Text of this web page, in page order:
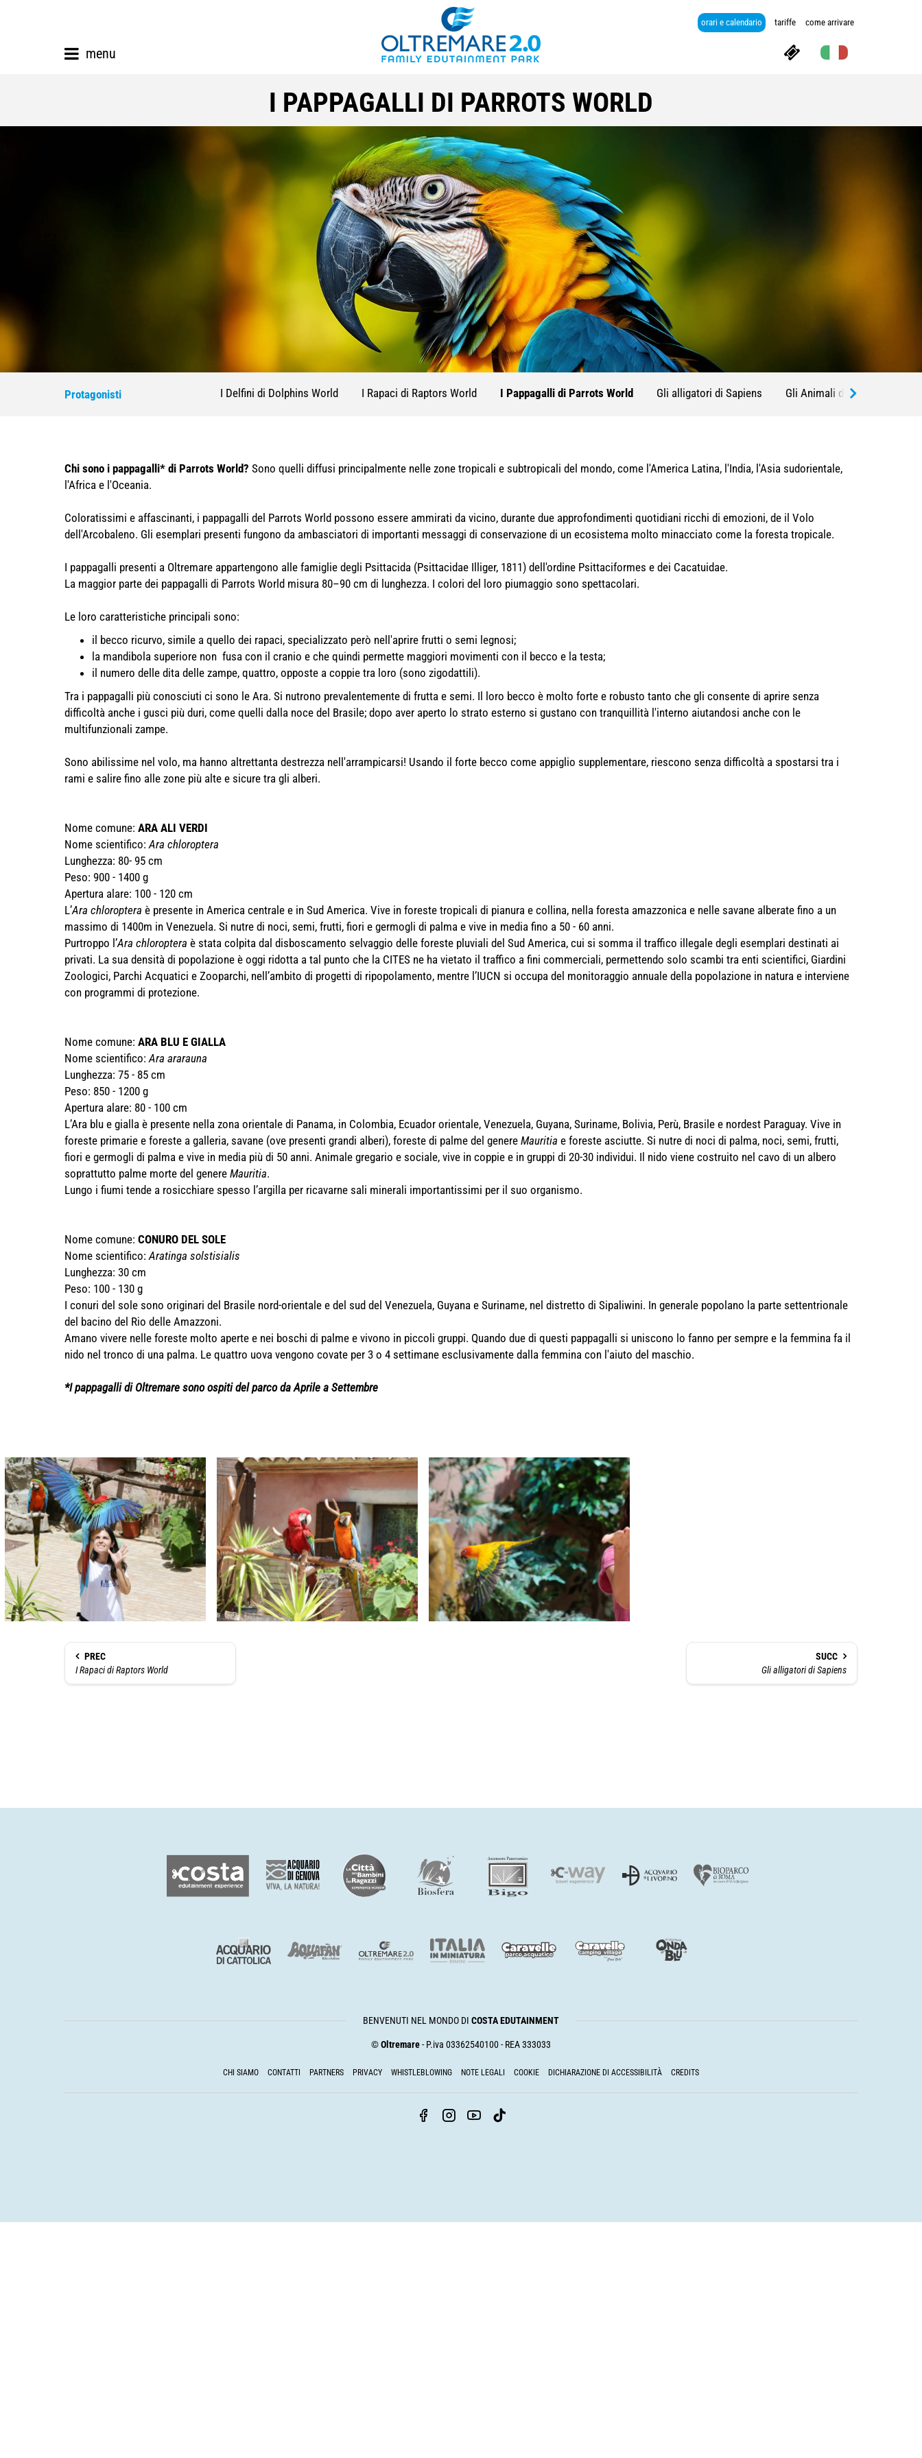
menu
orari e calendario tariffe come arrivare
I PAPPAGALLI DI PARROTS WORLD
Protagonisti I Delfini di Dolphins World I Rapaci di Raptors World I Pappagalli di Parrots World Gli alligatori di Sapiens Gli Animali di Farm
Chi sono i pappagalli* di Parrots World? Sono quelli diffusi principalmente nelle zone tropicali e subtropicali del mondo, come l'America Latina, l'India, l'Asia sudorientale,
l'Africa e l'Oceania.
Coloratissimi e affascinanti, i pappagalli del Parrots World possono essere ammirati da vicino, durante due approfondimenti quotidiani ricchi di emozioni, de il Volo
dell'Arcobaleno. Gli esemplari presenti fungono da ambasciatori di importanti messaggi di conservazione di un ecosistema molto minacciato come la foresta tropicale.
I pappagalli presenti a Oltremare appartengono alle famiglie degli Psittacida (Psittacidae Illiger, 1811) dell'ordine Psittaciformes e dei Cacatuidae.
La maggior parte dei pappagalli di Parrots World misura 80–90 cm di lunghezza. I colori del loro piumaggio sono spettacolari.
Le loro caratteristiche principali sono:
il becco ricurvo, simile a quello dei rapaci, specializzato però nell'aprire frutti o semi legnosi;
la mandibola superiore non fusa con il cranio e che quindi permette maggiori movimenti con il becco e la testa;
il numero delle dita delle zampe, quattro, opposte a coppie tra loro (sono zigodattili).
Tra i pappagalli più conosciuti ci sono le Ara. Si nutrono prevalentemente di frutta e semi. Il loro becco è molto forte e robusto tanto che gli consente di aprire senza
difficoltà anche i gusci più duri, come quelli dalla noce del Brasile; dopo aver aperto lo strato esterno si gustano con tranquillità l'interno aiutandosi anche con le
multifunzionali zampe.
Sono abilissime nel volo, ma hanno altrettanta destrezza nell'arrampicarsi! Usando il forte becco come appiglio supplementare, riescono senza difficoltà a spostarsi tra i
rami e salire fino alle zone più alte e sicure tra gli alberi.
Nome comune: ARA ALI VERDI
Nome scientifico:Ara chloroptera
Lunghezza: 80- 95 cm
Peso: 900 - 1400 g
Apertura alare: 100 - 120 cm
L’Ara chloroptera è presente in America centrale e in Sud America. Vive in foreste tropicali di pianura e collina, nella foresta amazzonica e nelle savane alberate fino a un
massimo di 1400m in Venezuela. Si nutre di noci, semi, frutti, fiori e germogli di palma e vive in media fino a 50 - 60 anni.
Purtroppo l’Ara chloroptera è stata colpita dal disboscamento selvaggio delle foreste pluviali del Sud America, cui si somma il traffico illegale degli esemplari destinati ai
privati. La sua densità di popolazione è oggi ridotta a tal punto che la CITES ne ha vietato il traffico a fini commerciali, permettendo solo scambi tra enti scientifici, Giardini
Zoologici, Parchi Acquatici e Zooparchi, nell’ambito di progetti di ripopolamento, mentre l’IUCN si occupa del monitoraggio annuale della popolazione in natura e interviene
con programmi di protezione.
Nome comune: ARA BLU E GIALLA
Nome scientifico:Ara ararauna
Lunghezza: 75 - 85 cm
Peso: 850 - 1200 g
Apertura alare: 80 - 100 cm
L’Ara blu e gialla è presente nella zona orientale di Panama, in Colombia, Ecuador orientale, Venezuela, Guyana, Suriname, Bolivia, Perù, Brasile e nordest Paraguay. Vive in
foreste primarie e foreste a galleria, savane (ove presenti grandi alberi), foreste di palme del genere Mauritia e foreste asciutte. Si nutre di noci di palma, noci, semi, frutti,
fiori e germogli di palma e vive in media più di 50 anni. Animale gregario e sociale, vive in coppie e in gruppi di 20-30 individui. Il nido viene costruito nel cavo di un albero
soprattutto palme morte del genere Mauritia.
Lungo i fiumi tende a rosicchiare spesso l’argilla per ricavarne sali minerali importantissimi per il suo organismo.
Nome comune: CONURO DEL SOLE
Nome scientifico:Aratinga solstisialis
Lunghezza: 30 cm
Peso: 100 - 130 g
I conuri del sole sono originari del Brasile nord-orientale e del sud del Venezuela, Guyana e Suriname, nel distretto di Sipaliwini. In generale popolano la parte settentrionale
del bacino del Rio delle Amazzoni.
Amano vivere nelle foreste molto aperte e nei boschi di palme e vivono in piccoli gruppi. Quando due di questi pappagalli si uniscono lo fanno per sempre e la femmina fa il
nido nel tronco di una palma. Le quattro uova vengono covate per 3 o 4 settimane esclusivamente dalla femmina con l'aiuto del maschio.
*I pappagalli di Oltremare sono ospiti del parco da Aprile a Settembre
PREC
I Rapaci di Raptors World
SUCC
Gli alligatori di Sapiens
BENVENUTI NEL MONDO DI COSTA EDUTAINMENT
©Oltremare- P.iva 03362540100 - REA 333033
CHI SIAMO CONTATTI PARTNERS PRIVACY WHISTLEBLOWING NOTE LEGALI COOKIE DICHIARAZIONE DI ACCESSIBILITÀ CREDITS